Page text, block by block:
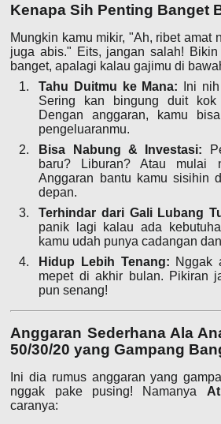
Kenapa Sih Penting Banget
Mungkin kamu mikir, "Ah, ribet amat
juga abis." Eits, jangan salah!
banget, apalagi kalau gajimu di
Tahu Duitmu ke Mana: Ini
Sering kan bingung duit
Dengan anggaran, kamu
pengeluaranmu.
Bisa Nabung & Investasi:
baru? Liburan? Atau mulai
Anggaran bantu kamu sisihin
depan.
Terhindar dari Gali Lubang
panik lagi kalau ada
kamu udah punya cadangan
Hidup Lebih Tenang: Nggak
mepet di akhir bulan. Pikiran
pun senang!
Anggaran Sederhana Ala
50/30/20 yang Gampang
Ini dia rumus anggaran yang
nggak pake pusing! Namanya
caranya: